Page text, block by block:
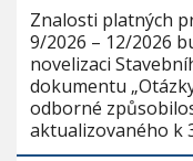
Znalosti platných
9/2026 – 12/2026
novelizaci
dokumentu
odborné
aktualizovaného k